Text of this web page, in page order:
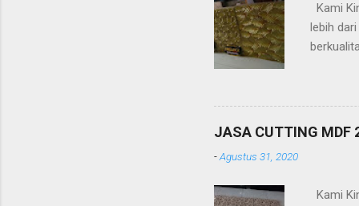
Kami
lebih
-Pagar
JASA CUTTING MDF
-Agustus 31, 2020
Kami